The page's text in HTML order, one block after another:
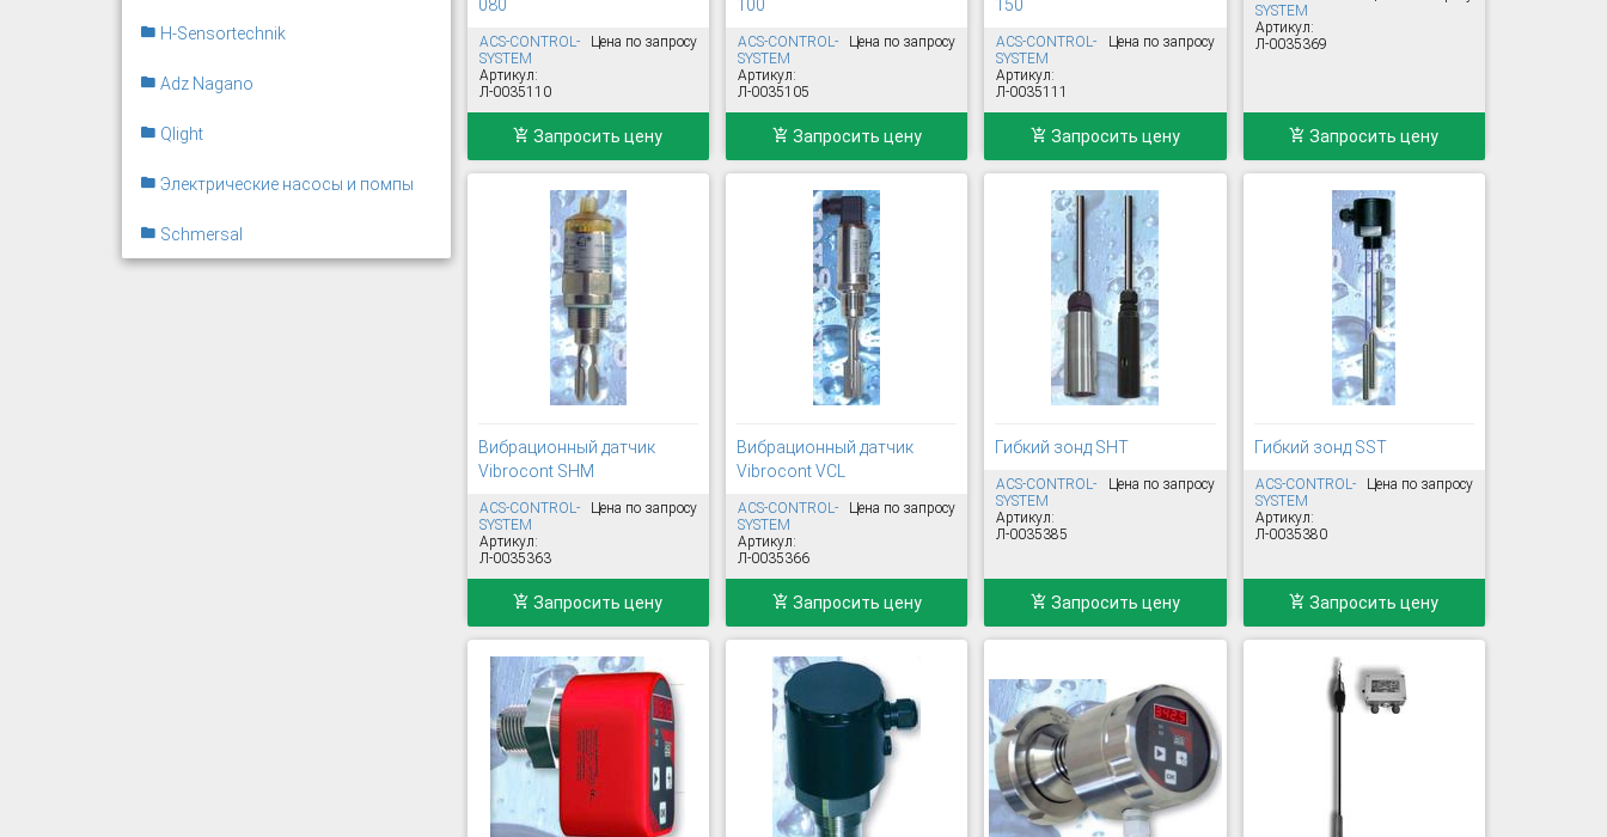
H-Sensortechnik
Adz Nagano
Qlight
Электрические насосы и помпы
Schmersal
080
ACS-CONTROL-
SYSTEM
Артикул:
Л-0035110
Цена по запросу
Запросить цену
100
ACS-CONTROL-
SYSTEM
Артикул:
Л-0035105
Цена по запросу
Запросить цену
150
ACS-CONTROL-
SYSTEM
Артикул:
Л-0035111
Цена по запросу
Запросить цену
SYSTEM
Артикул:
Л-0035369
Запросить цену
Вибрационный датчик
Vibrocont SHM
ACS-CONTROL-
SYSTEM
Артикул:
Л-0035363
Цена по запросу
Запросить цену
Вибрационный датчик
Vibrocont VCL
ACS-CONTROL-
SYSTEM
Артикул:
Л-0035366
Цена по запросу
Запросить цену
Гибкий зонд SHT
ACS-CONTROL-
SYSTEM
Артикул:
Л-0035385
Цена по запросу
Запросить цену
Гибкий зонд SST
ACS-CONTROL-
SYSTEM
Артикул:
Л-0035380
Цена по запросу
Запросить цену